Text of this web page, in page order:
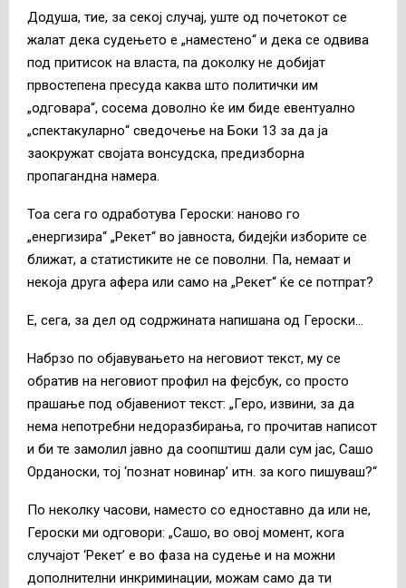
Додуша, тие, за секој случај, уште од почетокот се
жалат дека судењето е „наместено“ и дека се одвива
под притисок на власта, па доколку не добијат
првостепена пресуда каква што политички им
„одговара“, сосема доволно ќе им биде евентуално
„спектакуларно“ сведочење на Боки 13 за да ја
заокружат својата вонсудска, предизборна
пропагандна намера.
Тоа сега го одработува Героски: наново го
„енергизира“ „Рекет“ во јавноста, бидејќи изборите се
ближат, а статистиките не се поволни. Па, немаат и
некоја друга афера или само на „Рекет“ ќе се потпрат?
Е, сега, за дел од содржината напишана од Героски…
Набрзо по објавувањето на неговиот текст, му се
обратив на неговиот профил на фејсбук, со просто
прашање под објавениот текст: „Геро, извини, за да
нема непотребни недоразбирања, го прочитав написот
и би те замолил јавно да соопштиш дали сум јас, Сашо
Орданоски, тој ‘познат новинар’ итн. за кого пишуваш?“
По неколку часови, наместо со едноставно да или не,
Героски ми одговори: „Сашо, во овој момент, кога
случајот ‘Рекет’ е во фаза на судење и на можни
дополнителни инкриминации, можам само да ти